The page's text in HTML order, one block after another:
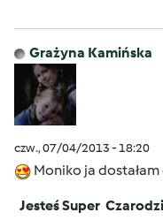
Grażyna Kamińska
czw., 07/04/2013 - 18:20
Moniko ja
Jesteś Super